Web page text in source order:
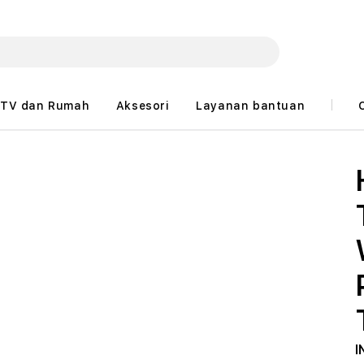
TV dan Rumah Aksesori Layanan bantuan